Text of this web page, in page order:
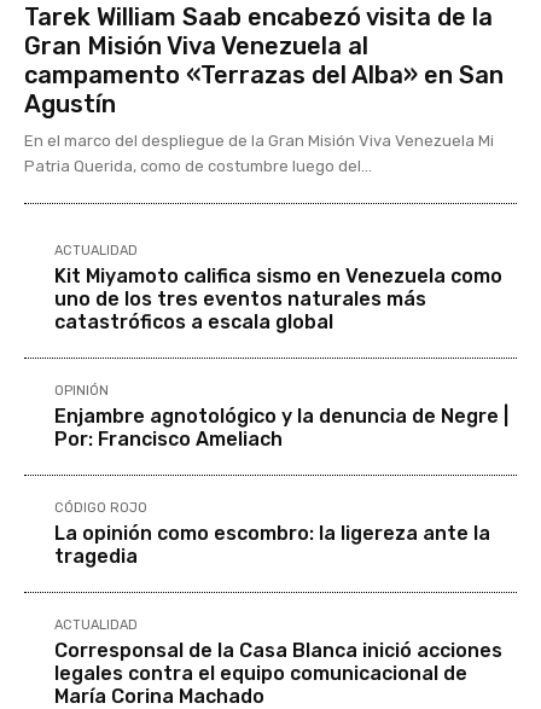
Tarek William Saab encabezó visita de la
Gran Misión Viva Venezuela al
campamento «Terrazas del Alba» en San
Agustín
En el marco del despliegue de la Gran Misión Viva Venezuela Mi
Patria Querida, como de costumbre luego del...
ACTUALIDAD
Kit Miyamoto califica sismo en Venezuela como
uno de los tres eventos naturales más
catastróficos a escala global
OPINIÓN
Enjambre agnotológico y la denuncia de Negre |
Por: Francisco Ameliach
CÓDIGO ROJO
La opinión como escombro: la ligereza ante la
tragedia
ACTUALIDAD
Corresponsal de la Casa Blanca inició acciones
legales contra el equipo comunicacional de
María Corina Machado